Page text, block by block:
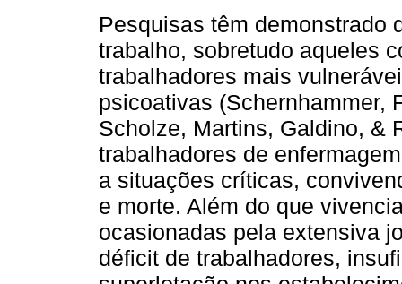
Pesquisas têm demonstrado
trabalho, sobretudo aqueles
trabalhadores mais
psicoativas (Schernhammer,
Scholze, Martins, Galdino, &
trabalhadores de
a situações críticas,
e morte. Além do que
ocasionadas pela extensiva
déficit de trabalhadores,